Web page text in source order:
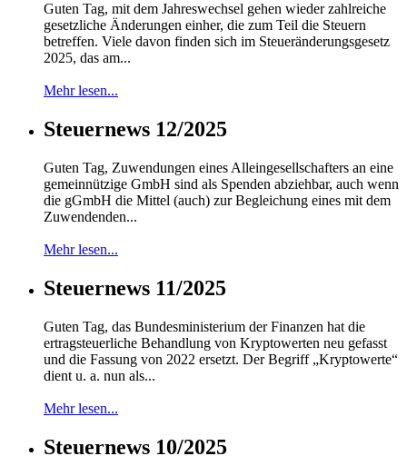
Guten Tag, mit dem Jahreswechsel gehen wieder zahlreiche
gesetzliche Änderungen einher, die zum Teil die Steuern
betreffen. Viele davon finden sich im Steueränderungsgesetz
2025, das am...
Mehr lesen...
Steuernews 12/2025
Guten Tag, Zuwendungen eines Alleingesellschafters an eine
gemeinnützige GmbH sind als Spenden abziehbar, auch wenn
die gGmbH die Mittel (auch) zur Begleichung eines mit dem
Zuwendenden...
Mehr lesen...
Steuernews 11/2025
Guten Tag, das Bundesministerium der Finanzen hat die
ertragsteuerliche Behandlung von Kryptowerten neu gefasst
und die Fassung von 2022 ersetzt. Der Begriff „Kryptowerte“
dient u. a. nun als...
Mehr lesen...
Steuernews 10/2025